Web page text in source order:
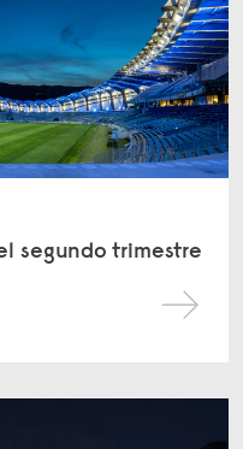
segundo trimestre